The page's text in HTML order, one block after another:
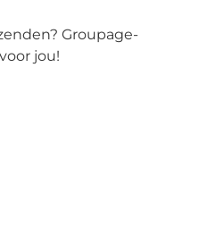
Groupage-
jou!